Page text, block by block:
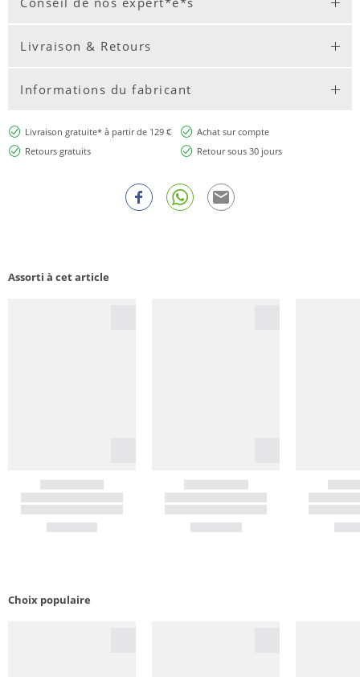
Livraison & Retours
Informations du fabricant
Livraison gratuite* à partir de 129 €
Achat sur compte
Retours gratuits
Retour sous 30 jours
Assorti à cet article
Choix populaire